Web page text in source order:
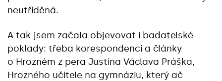
neutříděná.
A tak jsem začala objevovat i badatelské
poklady: třeba korespondenci a články
o Hrozném z pera Justina Václava Práška,
Hrozného učitele na gymnáziu, který ač